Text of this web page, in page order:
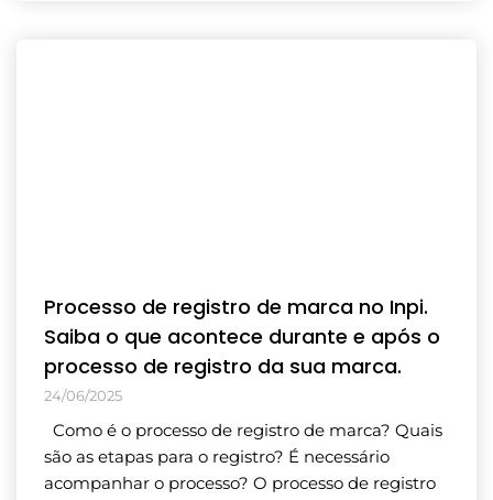
Processo de registro de marca no Inpi.
Saiba o que acontece durante e após o
processo de registro da sua marca.
24/06/2025
Como é o processo de registro de marca? Quais
são as etapas para o registro? É necessário
acompanhar o processo? O processo de registro